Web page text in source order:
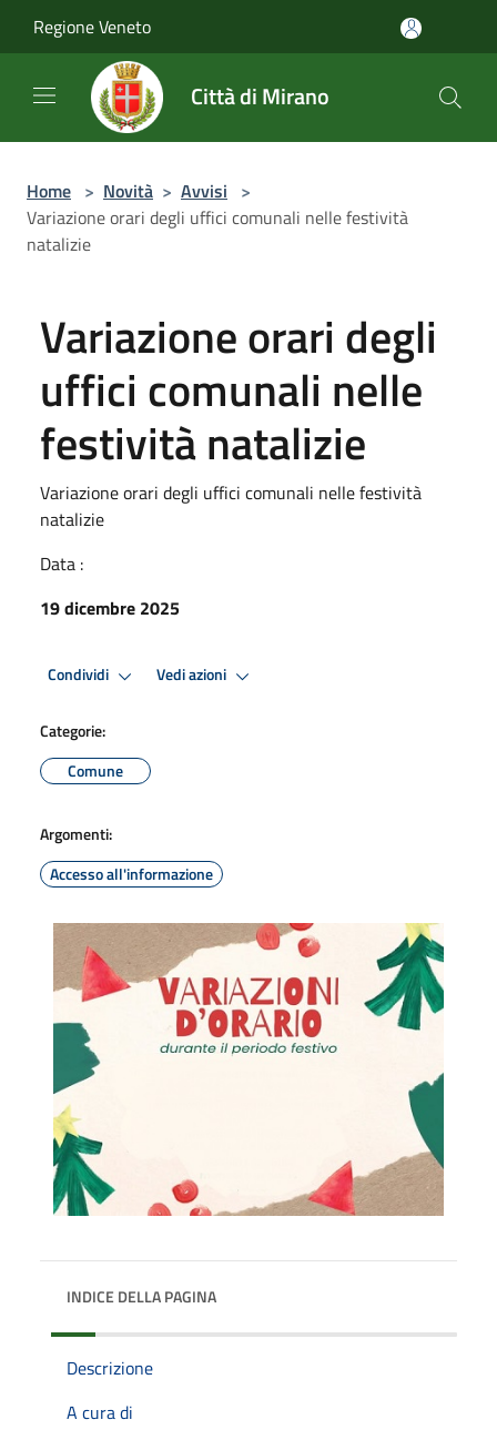
Regione Veneto
Città di Mirano
Home > Novità > Avvisi >
Variazione orari degli uffici comunali nelle festività
natalizie
Variazione orari degli
uffici comunali nelle
festività natalizie
Variazione orari degli uffici comunali nelle festività
natalizie
Data :
19 dicembre 2025
Condividi Vedi azioni
Categorie:
Comune
Argomenti:
Accesso all'informazione
INDICE DELLA PAGINA
Descrizione
A cura di